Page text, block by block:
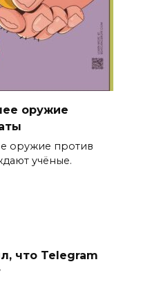
оружие
оружие против
учёные.
что Telegram